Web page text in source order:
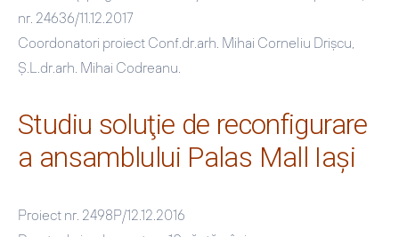
nr. 24636/11.12.2017
Coordonatori proiect Conf.dr.arh. Mihai Corneliu Drişcu,
Ş.L.dr.arh. Mihai Codreanu.
Studiu soluţie de reconfigurare
a ansamblului Palas Mall Iaşi
Proiect nr. 2498P/12.12.2016